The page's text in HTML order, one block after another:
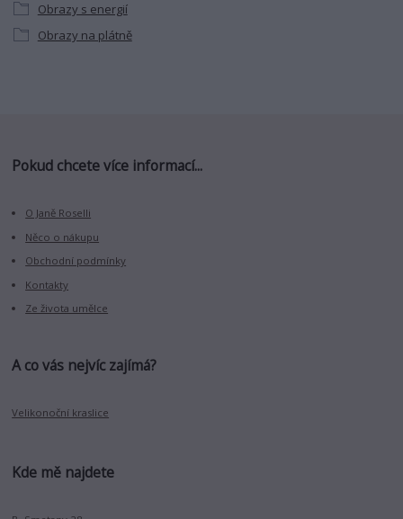
Obrazy s energií
Obrazy na plátně
Pokud chcete více informací...
O Janě Roselli
Něco o nákupu
Obchodní podmínky
Kontakty
Ze života umělce
A co vás nejvíc zajímá?
Velikonoční kraslice
Kde mě najdete